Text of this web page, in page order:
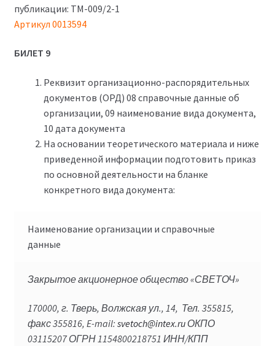
публикации: ТМ-009/2-1
Артикул 0013594
БИЛЕТ 9
Реквизит организационно-распорядительных
документов (ОРД) 08 справочные данные об
организации, 09 наименование вида документа,
10 дата документа
На основании теоретического материала и ниже
приведенной информации подготовить приказ
по основной деятельности на бланке
конкретного вида документа:
Наименование организации и справочные
данные
Закрытое акционерное общество «СВЕТОЧ»
170000, г. Тверь, Волжская ул., 14, Тел. 355815,
факс 355816, E-mail:svetoch@intex.ru ОКПО
03115207 ОГРН 1154800218751 ИНН/КПП